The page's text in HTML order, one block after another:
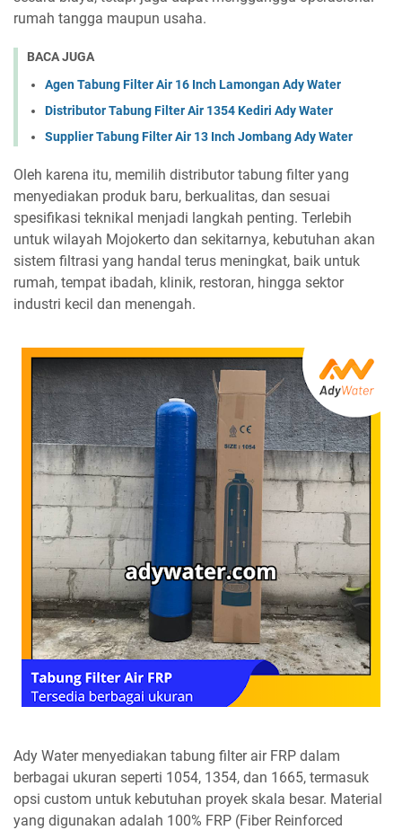
rumah tangga maupun usaha.
BACA JUGA
Agen Tabung Filter Air 16 Inch Lamongan Ady Water
Distributor Tabung Filter Air 1354 Kediri Ady Water
Supplier Tabung Filter Air 13 Inch Jombang Ady Water
Oleh karena itu, memilih distributor tabung filter yang
menyediakan produk baru, berkualitas, dan sesuai
spesifikasi teknikal menjadi langkah penting. Terlebih
untuk wilayah Mojokerto dan sekitarnya, kebutuhan akan
sistem filtrasi yang handal terus meningkat, baik untuk
rumah, tempat ibadah, klinik, restoran, hingga sektor
industri kecil dan menengah.
Ady Water menyediakan tabung filter air FRP dalam
berbagai ukuran seperti 1054, 1354, dan 1665, termasuk
opsi custom untuk kebutuhan proyek skala besar. Material
yang digunakan adalah 100% FRP (Fiber Reinforced